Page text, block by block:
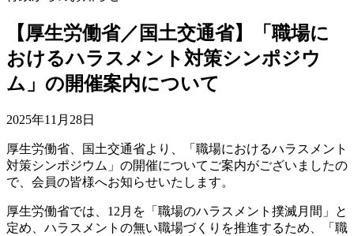
【厚生労働省／国土交通省】「職場に
おけるハラスメント対策シンポジウ
ム」の開催案内について
2025年11月28日
厚生労働省、国土交通省より、「職場におけるハラスメント
対策シンポジウム」の開催についてご案内がございましたの
で、会員の皆様へお知らせいたします。
厚生労働省では、12月を「職場のハラスメント撲滅月間」と
定め、ハラスメントの無い職場づくりを推進するため、「職